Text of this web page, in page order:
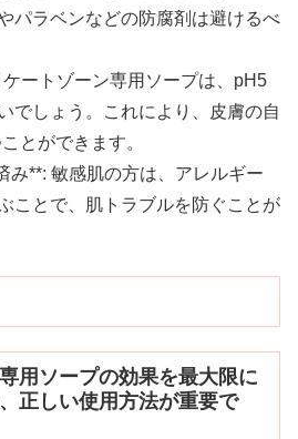
パラベンなどの防腐剤は避けるべ
ートゾーン専用ソープは、pH5
でしょう。これにより、皮膚の自
とができます。
み**: 敏感肌の方は、アレルギー
ことで、肌トラブルを防ぐことが
用ソープの効果を最大限に
正しい使用方法が重要で